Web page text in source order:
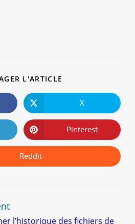
L'ARTICLE
X
Pinterest
Reddit
l’historique des fichiers de